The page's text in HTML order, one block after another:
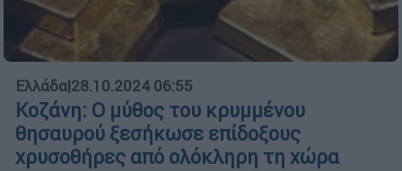
Ελλάδα|28.10.2024 06:55
Κοζάνη: Ο μύθος του κρυμμένου
θησαυρού ξεσήκωσε επίδοξους
χρυσοθήρες από ολόκληρη τη χώρα